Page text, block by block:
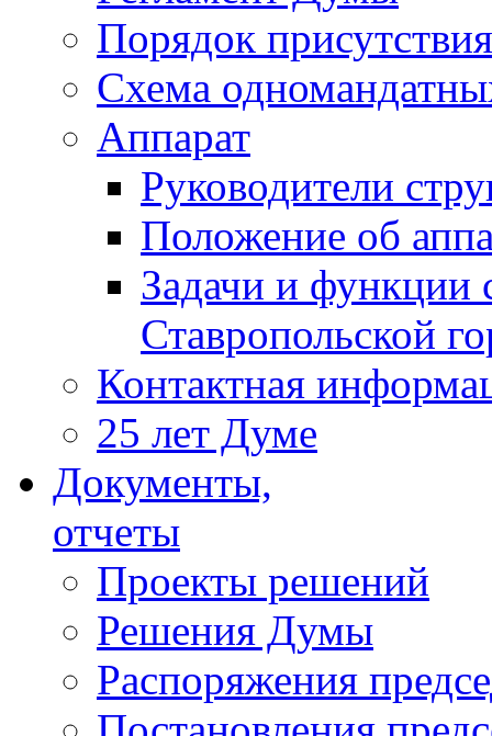
Порядок
Схема
Аппарат
Руководители
Положение об
Задачи и функции
Ставропольской
Контактная
25 лет Думе
Документы,
отчеты
Проекты решений
Решения Думы
Распоряжения